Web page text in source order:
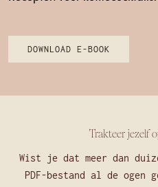
DOWNLOAD E-BOOK
Trakteer jezelf
Wist je dat meer dan
PDF-bestand al de ogen